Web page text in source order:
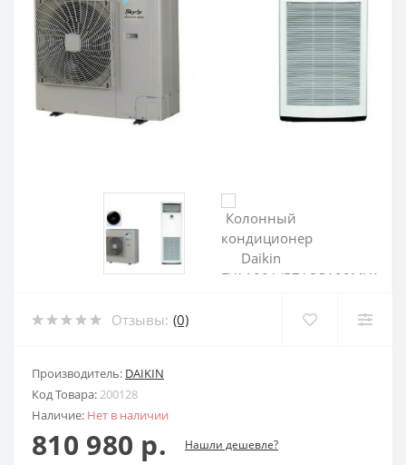
Отзывы: (0)
Производитель: DAIKIN
Код Товара:200128
Наличие: Нет в наличии
810 980 р. Нашли дешевле?